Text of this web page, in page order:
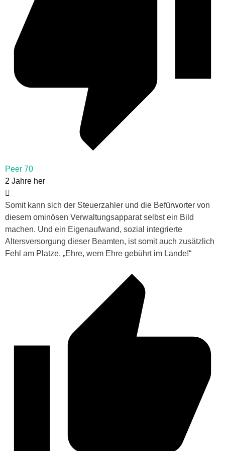
Peer 70
2 Jahre her
Somit kann sich der Steuerzahler und die Befürworter von
diesem ominösen Verwaltungsapparat selbst ein Bild
machen. Und ein Eigenaufwand, sozial integrierte
Altersversorgung dieser Beamten, ist somit auch zusätzlich
Fehl am Platze. „Ehre, wem Ehre gebührt im Lande!“